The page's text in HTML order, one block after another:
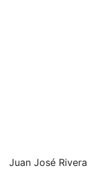
Juan José Rivera